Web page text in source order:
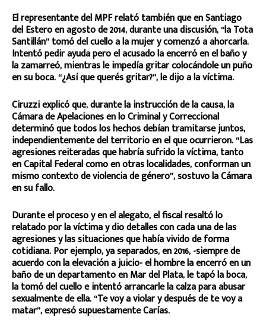
El representante del MPF relató también que en Santiago
del Estero en agosto de 2014, durante una discusión, “la Tota
Santillán” tomó del cuello a la mujer y comenzó a ahorcarla.
Intentó pedir ayuda pero el acusado la encerró en el baño y
la zamarreó, mientras le impedía gritar colocándole un puño
en su boca. “¿Así que querés gritar?”, le dijo a la víctima.
Ciruzzi explicó que, durante la instrucción de la causa, la
Cámara de Apelaciones en lo Criminal y Correccional
determinó que todos los hechos debían tramitarse juntos,
independientemente del territorio en el que ocurrieron. “Las
agresiones reiteradas que habría sufrido la víctima, tanto
en Capital Federal como en otras localidades, conforman un
mismo contexto de violencia de género”, sostuvo la Cámara
en su fallo.
Durante el proceso y en el alegato, el fiscal resaltó lo
relatado por la víctima y dio detalles con cada una de las
agresiones y las situaciones que había vivido de forma
cotidiana. Por ejemplo, ya separados, en 2016, -siempre de
acuerdo con la elevación a juicio- el hombre la encerró en un
baño de un departamento en Mar del Plata, le tapó la boca,
la tomó del cuello e intentó arrancarle la calza para abusar
sexualmente de ella. “Te voy a violar y después de te voy a
matar”, expresó supuestamente Carías.